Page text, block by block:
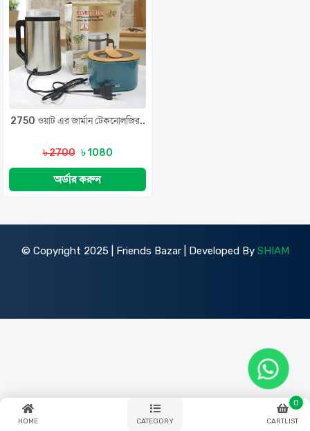
HOME CATEGORY CARTLIST
0
2750 ওয়াট এর জার্মান টেকনোলজির..
৳ 2700 ৳ 1080
অর্ডার করুন
© Copyright 2025 | Friends Bazar | Developed By SHIAM